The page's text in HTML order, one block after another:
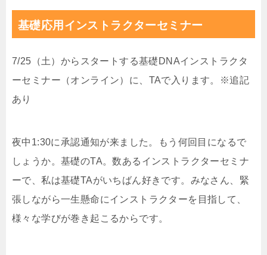
基礎応用インストラクターセミナー
7/25（土）からスタートする基礎DNAインストラクタ
ーセミナー（オンライン）に、TAで入ります。※追記
あり
夜中1:30に承認通知が来ました。もう何回目になるで
しょうか。基礎のTA。数あるインストラクターセミナ
ーで、私は基礎TAがいちばん好きです。みなさん、緊
張しながら一生懸命にインストラクターを目指して、
様々な学びが巻き起こるからです。